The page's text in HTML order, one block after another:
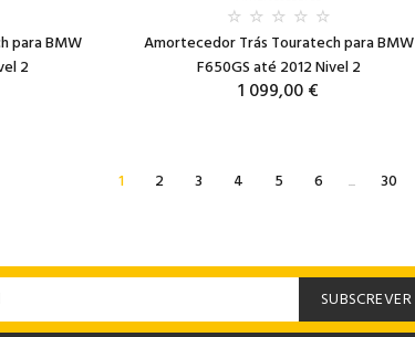
para BMW
2
Amortecedor Trás Touratech para BMW
F650GS até 2012 Nivel 2
1 099,00 €
1 2 3 4 5 6 ... 30
SUBSCREVER